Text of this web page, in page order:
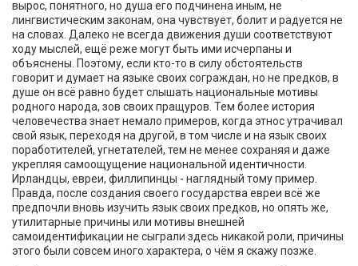
вырос, понятного, но душа его подчинена иным, не
лингвистическим законам, она чувствует, болит и радуется не
на словах. Далеко не всегда движения души соответствуют
ходу мыслей, ещё реже могут быть ими исчерпаны и
объяснены. Поэтому, если кто-то в силу обстоятельств
говорит и думает на языке своих сограждан, но не предков, в
душе он всё равно будет слышать национальные мотивы
родного народа, зов своих пращуров. Тем более история
человечества знает немало примеров, когда этнос утрачивал
свой язык, переходя на другой, в том числе и на язык своих
поработителей, угнетателей, тем не менее сохраняя и даже
укрепляя самоощущение национальной идентичности.
Ирландцы, евреи, филлипинцы - наглядный тому пример.
Правда, после создания своего государства евреи всё же
предпочли вновь изучить язык своих предков, но опять же,
утилитарные причины или мотивы внешней
самоидентификации не сыграли здесь никакой роли, причины
этого были совсем иного характера, о чём я скажу позже.